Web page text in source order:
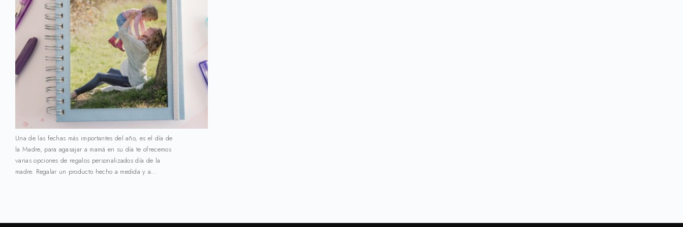
Una de las fechas más importantes del año, es el día de
la Madre, para agasajar a mamá en su día te ofrecemos
varias opciones de regalos personalizados día de la
madre. Regalar un producto hecho a medida y a…